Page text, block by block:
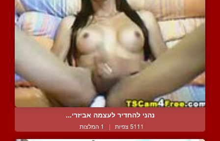
נהני להחדיר לעצמה אביזרי...
5111 צפיות | 1 המלצות